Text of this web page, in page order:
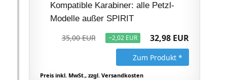
Kompatible Karabiner: alle Petzl-
Modelle außer SPIRIT
35,00 EUR −2,02 EUR 32,98 EUR
Zum Produkt *
Preis inkl. MwSt., zzgl. Versandkosten